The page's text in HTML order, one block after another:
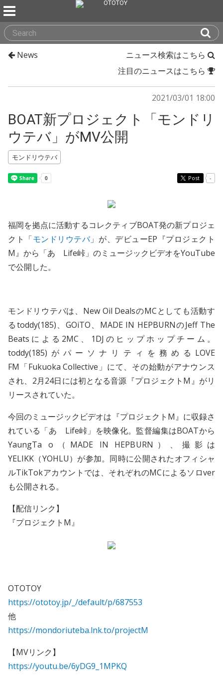
News
ニュース検索はこちら
注目のニュースはこちら
2021/03/01 18:00
BOAT新プロジェクト「モンドリ
ウテバ」がMV公開
モンドリウテバ
Post -
福岡を拠点に活動するコレクティブBOAT発の新プロジェ
クト「モンドリウテバ」が、デビューEP『プロジェクト
M』から「あゝLife峠」のミュージックビデオをYouTube
で公開した。
モンドリウテバは、New Oil DealsのMCとしても活動す
るtoddy(185)、GOiTO、MADE IN HEPBURNのJeff The
Beatsによる2MC、1DJのヒップホップチーム。
toddy(185)がパーソナリティを務めるLOVE
FM「Fukuoka Collective」にて、その始動がアナウンス
され、2月24日には初となる音源『プロジェクトM』がリ
リースされていた。
今回のミュージックビデオは『プロジェクトM』に収録さ
れている「あゝLife峠」を映像化。監督編集はBOATから
YaungTa o（MADE IN HEPBURN）、撮影は
YELIKK（YOHLU）が参加。同時に公開されたオフィシャ
ルTikTokアカウントでは、それぞれのMCによるソロver
も公開される。
【配信リンク】
『プロジェクトM』
OTOTOY
https://ototoy.jp/_/default/p/687553
他
https://mondoriuteba.lnk.to/projectM
【MVリンク】
https://youtu.be/6yDG9_1MPKQ